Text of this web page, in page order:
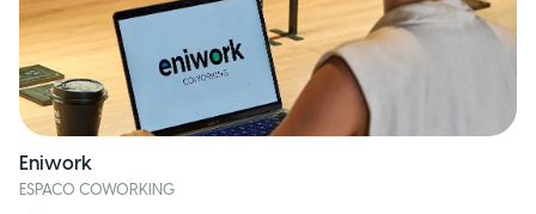
Eniwork
ESPACO COWORKING